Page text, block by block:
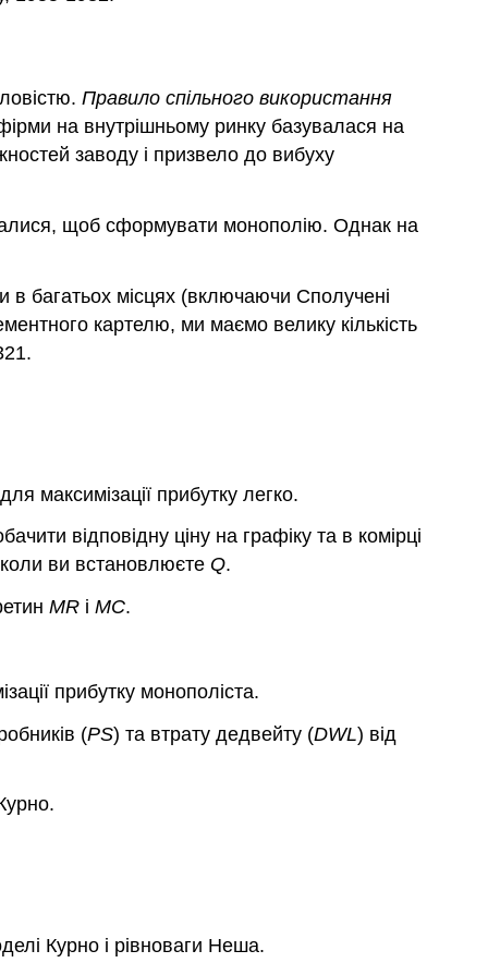
Уроки
норвезького
цементного
Посилання
Правило спільного використання
на внутрішньому ринку базувалася на
заводу і призвело до вибуху
щоб сформувати монополію. Однак на
в багатьох місцях (включаючи Сполучені
картелю, ми маємо велику кількість
максимізації прибутку легко.
відповідну ціну на графіку та в комірці
ви встановлюєте Q.
MR іMC.
прибутку монополіста.
(PS) та втрату дедвейту (DWL) від
Курно і рівноваги Неша.